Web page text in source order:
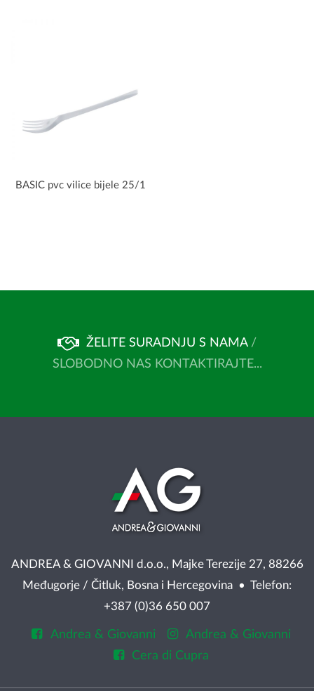
BASIC pvc vilice bijele 25/1
ŽELITE SURADNJU S NAMA /
SLOBODNO NAS KONTAKTIRAJTE...
ANDREA & GIOVANNI d.o.o., Majke Terezije 27, 88266
Međugorje / Čitluk, Bosna i Hercegovina • Telefon:
+387 (0)36 650 007
Andrea & Giovanni
Andrea & Giovanni
Cera di Cupra